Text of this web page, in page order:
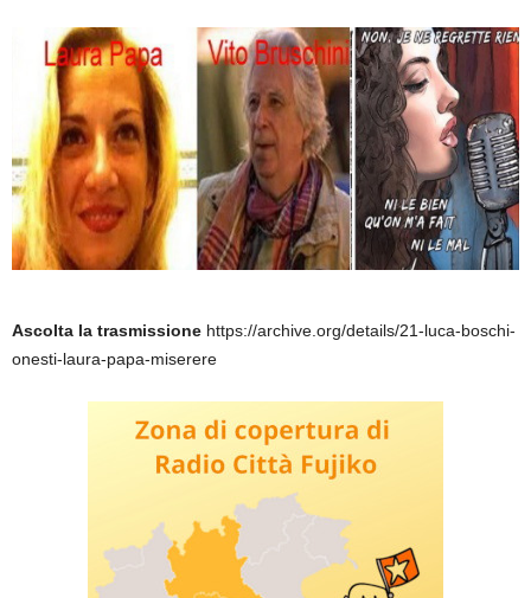
Ascolta la trasmissione https://archive.org/details/21-luca-boschi-
onesti-laura-papa-miserere